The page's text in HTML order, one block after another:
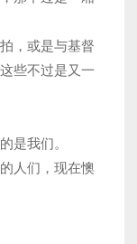
，或是与基督
些不过是又一
是我们。
人们，现在懊